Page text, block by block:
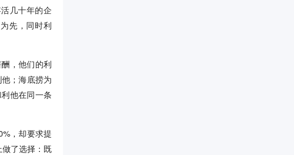
几十年的企
先，同时利
，他们的利
；海底捞为
他在同一条
，却要求提
了选择：既